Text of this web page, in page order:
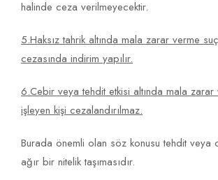
halinde ceza verilmeyecektir.
5.Haksız tahrik altında mala zarar verme
cezasında indirim yapılır.
6.Cebir veya tehdit etkisi altında mala zarar
işleyen kişi cezalandırılmaz.
Burada önemli olan söz konusu tehdit
ağır bir nitelik taşımasıdır.